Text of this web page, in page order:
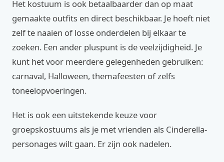
Het kostuum is ook betaalbaarder dan op maat
gemaakte outfits en direct beschikbaar. Je hoeft niet
zelf te naaien of losse onderdelen bij elkaar te
zoeken. Een ander pluspunt is de veelzijdigheid. Je
kunt het voor meerdere gelegenheden gebruiken:
carnaval, Halloween, themafeesten of zelfs
toneelopvoeringen.
Het is ook een uitstekende keuze voor
groepskostuums als je met vrienden als Cinderella-
personages wilt gaan. Er zijn ook nadelen.